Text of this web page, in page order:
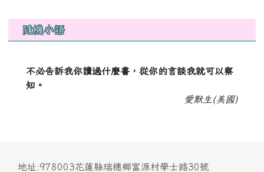
右邊區域內容
隨機小語
不必告訴我你讀過什麼書，從你的言談我就可以察
知。
愛默生(美國)
地址:978003花蓮縣瑞穗鄉富源村學士路30號